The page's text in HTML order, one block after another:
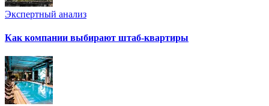
Экспертный анализ
Как компании выбирают штаб-квартиры